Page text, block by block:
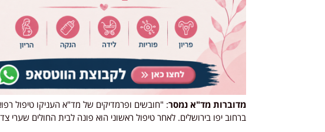
מדוברות מד"א נמסר
ברחוב יפו בירושלים. לאחר טיפול ראשוני הוא פונה לבית החולים שערי